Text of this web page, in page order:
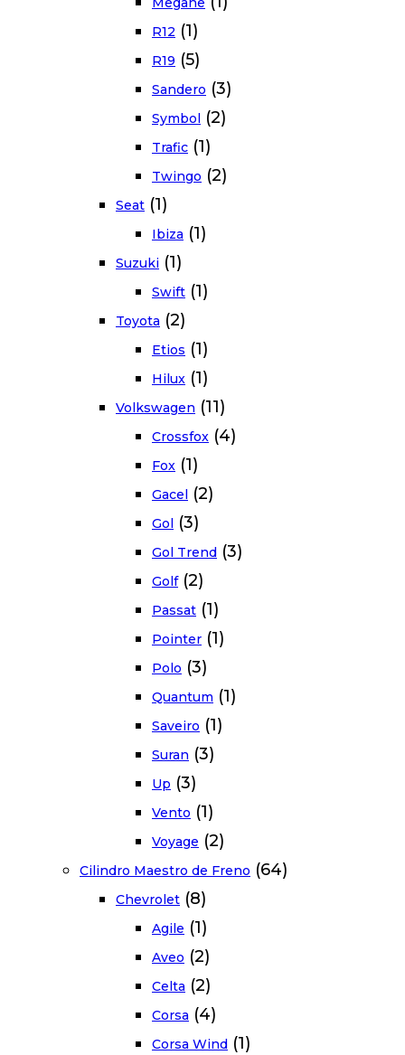
R12 (1)
R19 (5)
Sandero (3)
Symbol (2)
Trafic (1)
Twingo (2)
Seat (1)
Ibiza (1)
Suzuki (1)
Swift (1)
Toyota (2)
Etios (1)
Hilux (1)
Volkswagen (11)
Crossfox (4)
Fox (1)
Gacel (2)
Gol (3)
Gol Trend (3)
Golf (2)
Passat (1)
Pointer (1)
Polo (3)
Quantum (1)
Saveiro (1)
Suran (3)
Up (3)
Vento (1)
Voyage (2)
Cilindro Maestro de Freno (64)
Chevrolet (8)
Agile (1)
Aveo (2)
Celta (2)
Corsa (4)
Corsa Wind (1)